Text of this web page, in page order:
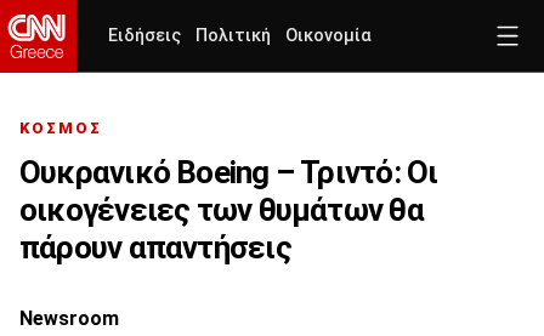
Ειδήσεις Πολιτική Οικονομία
ΚΟΣΜΟΣ
Ουκρανικό Boeing – Τριντό: Οι
οικογένειες των θυμάτων θα
πάρουν απαντήσεις
Newsroom